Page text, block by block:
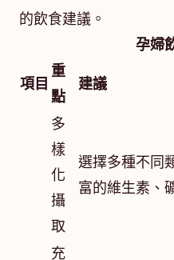
的飲食建議。
孕婦
項目
重
點
建議
多
樣
化
攝
取
選擇多種不同
富的維生素、
充